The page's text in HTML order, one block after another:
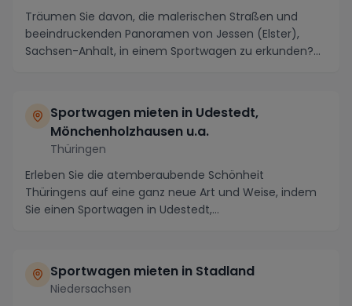
Träumen Sie davon, die malerischen Straßen und
beeindruckenden Panoramen von Jessen (Elster),
Sachsen-Anhalt, in einem Sportwagen zu erkunden?
Sportwagen mieten in Udestedt,
Mönchenholzhausen u.a.
Thüringen
Erleben Sie die atemberaubende Schönheit
Thüringens auf eine ganz neue Art und Weise, indem
Sie einen Sportwagen in Udestedt,
Sportwagen mieten in Stadland
Niedersachsen